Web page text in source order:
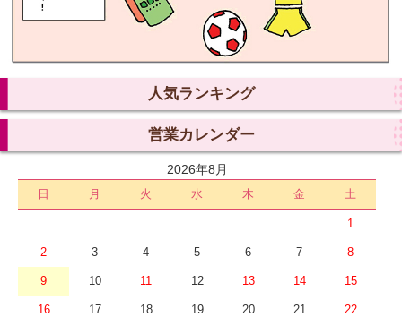
人気ランキング
営業カレンダー
2026年8月
日 月 火 水 木 金 土
1
2 3 4 5 6 7 8
9 10 11 12 13 14 15
16 17 18 19 20 21 22